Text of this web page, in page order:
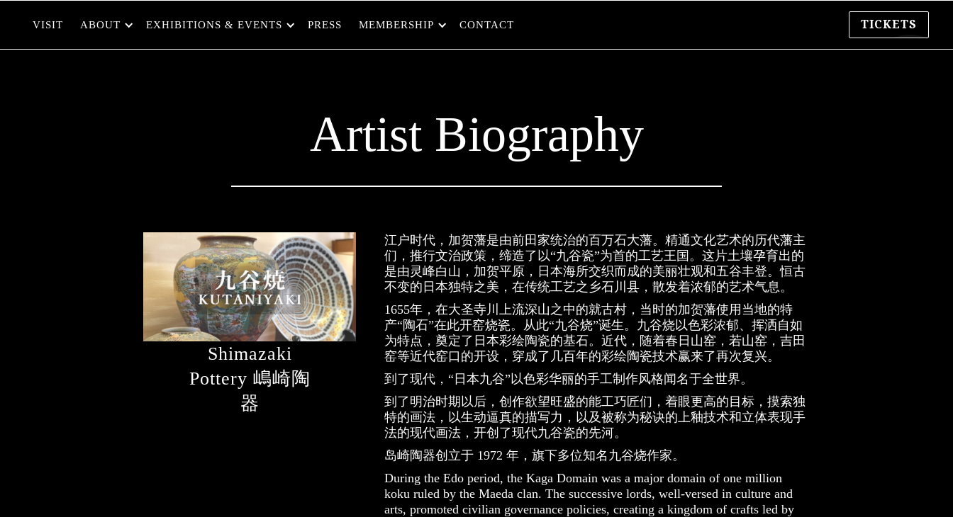
VISIT ABOUT EXHIBITIONS & EVENTS PRESS MEMBERSHIP CONTACT TICKETS
Artist Biography
Shimazaki
Pottery 嶋崎陶
器
江户时代，加贺藩是由前田家统治的百万石大藩。精通文化艺术的历代藩主
们，推行文治政策，缔造了以“九谷瓷”为首的工艺王国。这片土壤孕育出的
是由灵峰白山，加贺平原，日本海所交织而成的美丽壮观和五谷丰登。恒古
不变的日本独特之美，在传统工艺之乡石川县，散发着浓郁的艺术气息。
1655年，在大圣寺川上流深山之中的就古村，当时的加贺藩使用当地的特
产“陶石”在此开窑烧瓷。从此“九谷烧”诞生。九谷烧以色彩浓郁、挥洒自如
为特点，奠定了日本彩绘陶瓷的基石。近代，随着春日山窑，若山窑，吉田
窑等近代窑口的开设，穿成了几百年的彩绘陶瓷技术赢来了再次复兴。
到了现代，“日本九谷”以色彩华丽的手工制作风格闻名于全世界。
到了明治时期以后，创作欲望旺盛的能工巧匠们，着眼更高的目标，摸索独
特的画法，以生动逼真的描写力，以及被称为秘诀的上釉技术和立体表现手
法的现代画法，开创了现代九谷瓷的先河。
岛崎陶器创立于 1972 年，旗下多位知名九谷烧作家。
During the Edo period, the Kaga Domain was a major domain of one million
koku ruled by the Maeda clan. The successive lords, well-versed in culture and
arts, promoted civilian governance policies, creating a kingdom of crafts led by